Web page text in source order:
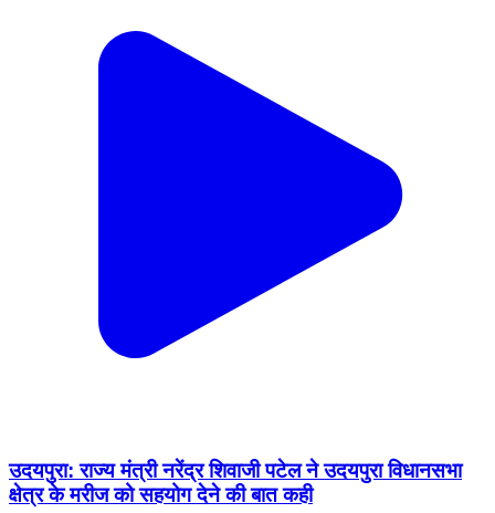
उदयपुरा: राज्य मंत्री नरेंद्र शिवाजी पटेल ने उदयपुरा विधानसभा
क्षेत्र के मरीज को सहयोग देने की बात कही